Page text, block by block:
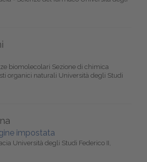
biomolecolari Sezione di chimica
organici naturali Università degli Studi
Università degli Studi Federico II,